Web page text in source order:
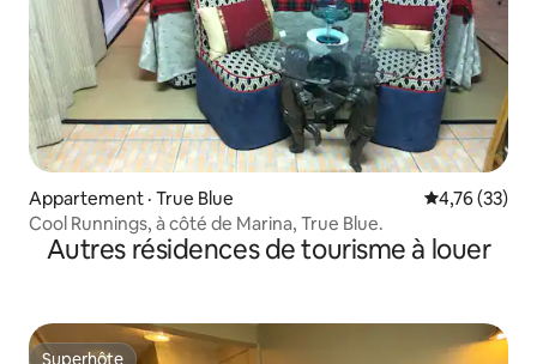
Appartement · True Blue Note
4,76 (33)
Cool Runnings, à côté de Marina, True Blue.
Autres résidences de tourisme à louer
Superhôte